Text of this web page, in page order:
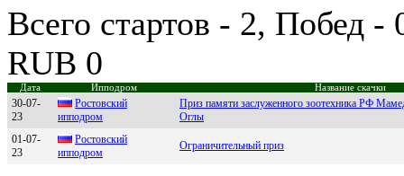
Всего стартов - 2, Побед
RUB 0
Дата Ипподром Название скачки
30-07-
23
Рocтoвcкий
иппoдpoм
Приз памяти заслуженного зоотехника РФ
Оглы
01-07-
23
Pоcтовcкий
ипподpом
Ограничительный приз